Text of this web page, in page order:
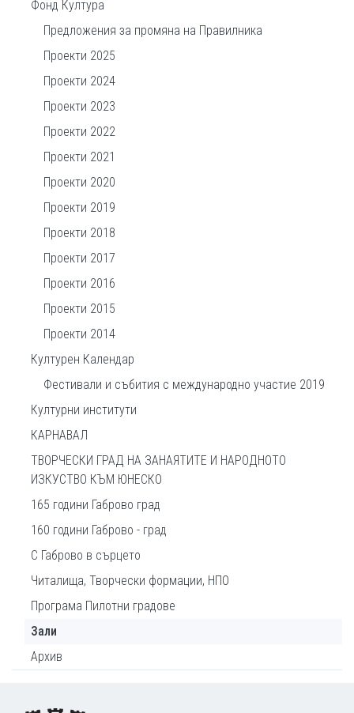
Фонд Култура
Предложения за промяна на Правилника
Проекти 2025
Проекти 2024
Проекти 2023
Проекти 2022
Проекти 2021
Проекти 2020
Проекти 2019
Проекти 2018
Проекти 2017
Проекти 2016
Проекти 2015
Проекти 2014
Културен Календар
Фестивали и събития с международно участие 2019
Културни институти
КАРНАВАЛ
ТВОРЧЕСКИ ГРАД НА ЗАНАЯТИТЕ И НАРОДНОТО
ИЗКУСТВО КЪМ ЮНЕСКО
165 години Габрово град
160 години Габрово - град
С Габрово в сърцето
Читалища, Творчески формации, НПО
Програма Пилотни градове
Зали
Архив